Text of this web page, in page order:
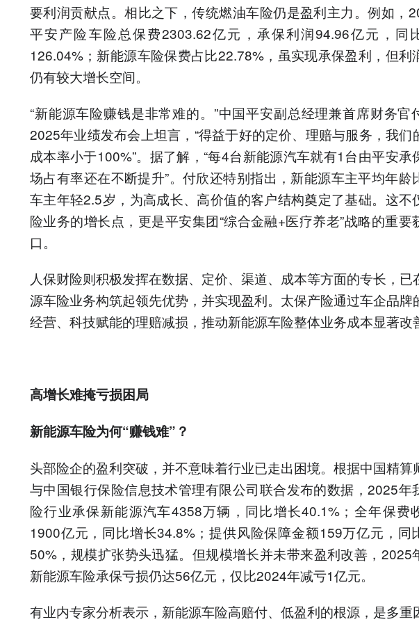
要利润贡献点。相比之下，传统燃油车险仍是盈利主力。例如，
平安产险车险总保费2303.62亿元，承保利润94.96亿元，同
126.04%；新能源车险保费占比22.78%，虽实现承保盈利，但利
仍有较大增长空间。
“新能源车险赚钱是非常难的。”中国平安副总经理兼首席财务官
2025年业绩发布会上坦言，“得益于好的定价、理赔与服务，我们
成本率小于100%”。据了解，“每4台新能源汽车就有1台由平安承
场占有率还在不断提升”。付欣还特别指出，新能源车主平均年龄
车主年轻2.5岁，为高成长、高价值的客户结构奠定了基础。这不
险业务的增长点，更是平安集团“综合金融+医疗养老”战略的重要
口。
人保财险则积极发挥在数据、定价、渠道、成本等方面的专长，已
源车险业务构筑起领先优势，并实现盈利。太保产险通过车企品牌
经营、科技赋能的理赔减损，推动新能源车险整体业务成本显著改
高增长难掩亏损困局
新能源车险为何“赚钱难”？
头部险企的盈利突破，并不意味着行业已走出困境。根据中国精算
与中国银行保险信息技术管理有限公司联合发布的数据，2025年
险行业承保新能源汽车4358万辆，同比增长40.1%；全年保费
1900亿元，同比增长34.8%；提供风险保障金额159万亿元，同
50%，规模扩张势头迅猛。但规模增长并未带来盈利改善，2025
新能源车险承保亏损仍达56亿元，仅比2024年减亏1亿元。
有业内专家分析表示，新能源车险高赔付、低盈利的根源，是多重